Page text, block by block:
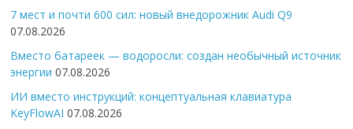
7 мест и почти 600 сил: новый внедорожник Audi Q9
07.08.2026
Вместо батареек — водоросли: создан необычный источник
энергии 07.08.2026
ИИ вместо инструкций: концептуальная клавиатура
KeyFlowAI 07.08.2026